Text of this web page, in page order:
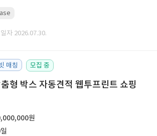
자 2026.07.30.
매칭 모집 중
형 박스 자동견적 웹투프린트 쇼핑
원